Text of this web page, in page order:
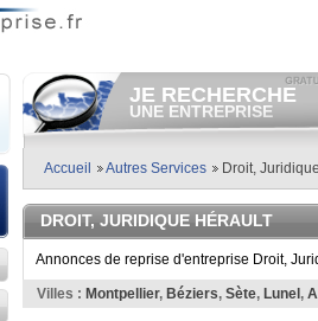
JE RECHERCHE
UNE ENTREPRISE
Consulter gratuitementles
vendre.
Et/ou déposer gratuitement
votre recherche d'entreprise.
RECHERCHER UNE
ANNONCE
Accueil Autres Services Droit,
DROIT, JURIDIQUE HÉRAULT
Annonces de reprise d'entreprise Droit,
Villes : Montpellier, Béziers, Sète, Lunel ,